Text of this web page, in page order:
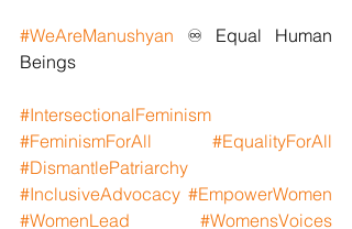
#WeAreManushyan ♾️ Equal Human
Beings
#IntersectionalFeminism
#FeminismForAll
#EqualityForAll
#DismantlePatriarchy
#InclusiveAdvocacy #EmpowerWomen
#WomenLead
#WomensVoices